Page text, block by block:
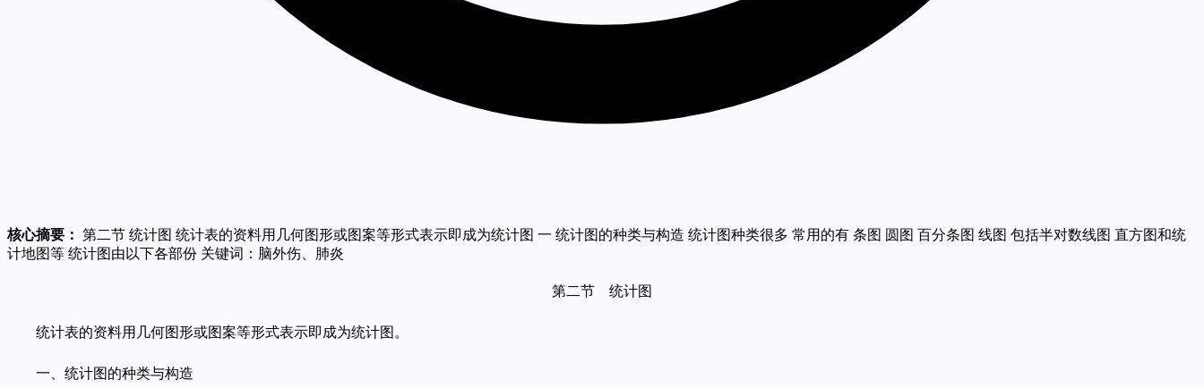
核心摘要： 第二节 统计图 统计表的资料用几何图形或图案等形式表示即成为统计图 一 统计图的种类与构造 统计图种类很多 常用的有 条图 圆图 百分条图 线图 包括半对数线图 直方图和统
计地图等 统计图由以下各部份 关键词：脑外伤、肺炎
第二节 统计图
统计表的资料用几何图形或图案等形式表示即成为统计图。
一、统计图的种类与构造